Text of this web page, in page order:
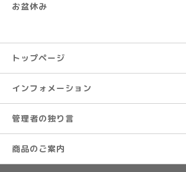
お盆休み
トップページ
インフォメーション
管理者の独り言
商品のご案内